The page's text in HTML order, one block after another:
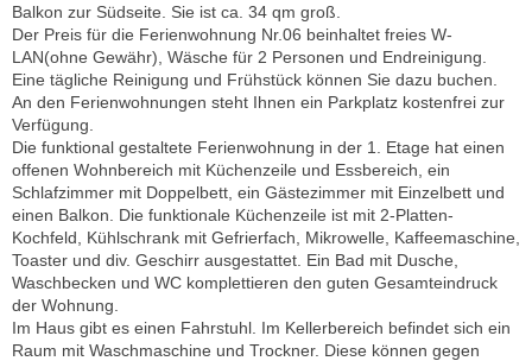
Balkon zur Südseite. Sie ist ca. 34 qm groß.
Der Preis für die Ferienwohnung Nr.06 beinhaltet freies W-
LAN(ohne Gewähr), Wäsche für 2 Personen und Endreinigung.
Eine tägliche Reinigung und Frühstück können Sie dazu buchen.
An den Ferienwohnungen steht Ihnen ein Parkplatz kostenfrei zur
Verfügung.
Die funktional gestaltete Ferienwohnung in der 1. Etage hat einen
offenen Wohnbereich mit Küchenzeile und Essbereich, ein
Schlafzimmer mit Doppelbett, ein Gästezimmer mit Einzelbett und
einen Balkon. Die funktionale Küchenzeile ist mit 2-Platten-
Kochfeld, Kühlschrank mit Gefrierfach, Mikrowelle, Kaffeemaschine,
Toaster und div. Geschirr ausgestattet. Ein Bad mit Dusche,
Waschbecken und WC komplettieren den guten Gesamteindruck
der Wohnung.
Im Haus gibt es einen Fahrstuhl. Im Kellerbereich befindet sich ein
Raum mit Waschmaschine und Trockner. Diese können gegen